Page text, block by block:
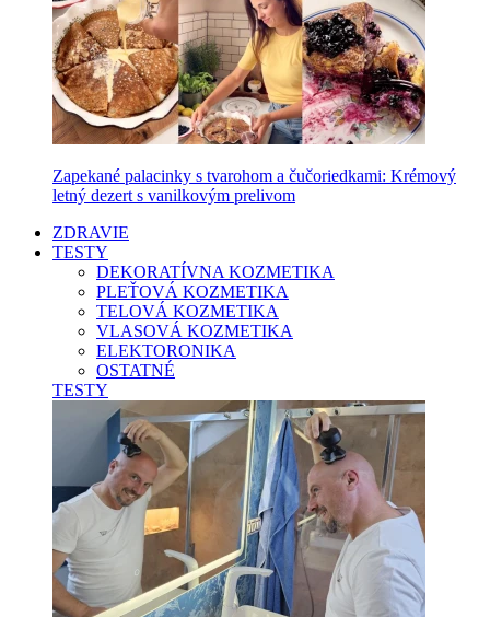
Zapekané palacinky s tvarohom a čučoriedkami: Krémový
letný dezert s vanilkovým prelivom
ZDRAVIE
TESTY
DEKORATÍVNA KOZMETIKA
PLEŤOVÁ KOZMETIKA
TELOVÁ KOZMETIKA
VLASOVÁ KOZMETIKA
ELEKTORONIKA
OSTATNÉ
TESTY